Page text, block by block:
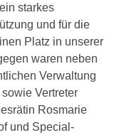
starkes
und für die
Platz in unserer
waren neben
Verwaltung
Vertreter
Rosmarie
und Special-